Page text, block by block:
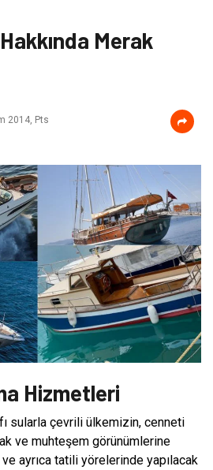
Merak
2014, Pts
Hizmetleri
sularla çevrili ülkemizin, cenneti
ve muhteşem görünümlerine
ayrıca tatili yörelerinde yapılacak